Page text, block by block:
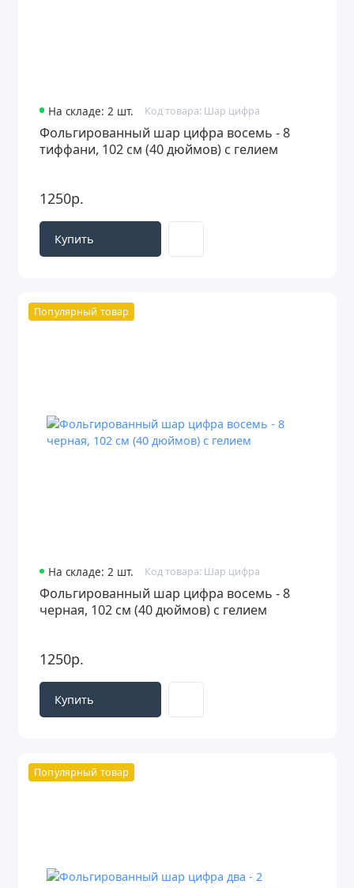
На складе: 2 шт. Код товара: Шар цифра
Фольгированный шар цифра восемь - 8
тиффани, 102 см (40 дюймов) с гелием
1250р.
Купить
Популярный товар
На складе: 2 шт. Код товара: Шар цифра
Фольгированный шар цифра восемь - 8
черная, 102 см (40 дюймов) с гелием
1250р.
Купить
Популярный товар